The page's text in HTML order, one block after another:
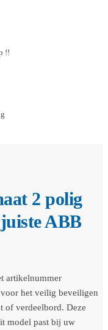
!!
2 polig
ABB
artikelnummer
het veilig beveiligen
of verdeelbord. Deze
model past bij uw